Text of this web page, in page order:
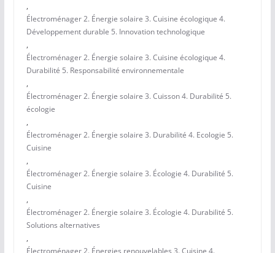
,
Électroménager 2. Énergie solaire 3. Cuisine écologique 4.
Développement durable 5. Innovation technologique
,
Électroménager 2. Énergie solaire 3. Cuisine écologique 4.
Durabilité 5. Responsabilité environnementale
,
Électroménager 2. Énergie solaire 3. Cuisson 4. Durabilité 5.
écologie
,
Électroménager 2. Énergie solaire 3. Durabilité 4. Ecologie 5.
Cuisine
,
Électroménager 2. Énergie solaire 3. Écologie 4. Durabilité 5.
Cuisine
,
Électroménager 2. Énergie solaire 3. Écologie 4. Durabilité 5.
Solutions alternatives
,
Électroménager 2. Énergies renouvelables 3. Cuisine 4.